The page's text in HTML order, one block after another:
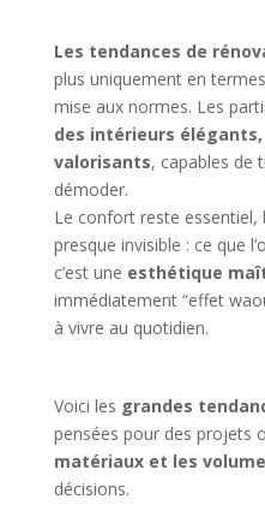
Les tendances de
plus uniquement en
mise aux normes. Les
des intérieurs
valorisants, capables de
démoder.
Le confort reste essentiel,
presque invisible : ce que
c’est une esthétique
immédiatement “effet
à vivre au quotidien.
Voici les grandes
pensées pour des projets
matériaux et les
décisions.